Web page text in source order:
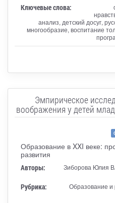
Ключевые слова:
анализ, детский досуг,
многообразие, воспитание
Эмпирическое
воображения у детей
Образование в XXI веке:
развития
Авторы:
Зиборова Юлия
Рубрика:
Образование и